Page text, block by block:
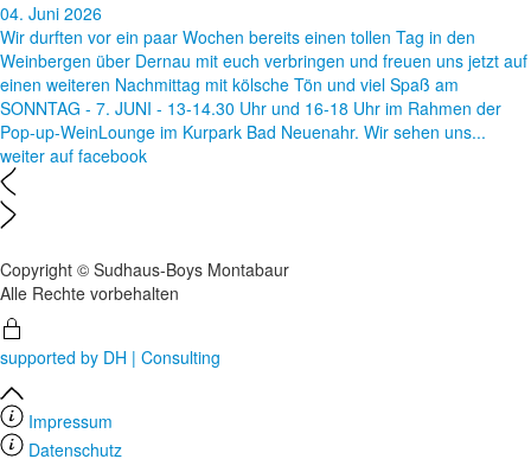
04. Juni 2026
Wir durften vor ein paar Wochen bereits einen tollen Tag in den
Weinbergen über Dernau mit euch verbringen und freuen uns jetzt auf
einen weiteren Nachmittag mit kölsche Tön und viel Spaß am
SONNTAG - 7. JUNI - 13-14.30 Uhr und 16-18 Uhr im Rahmen der
Pop-up-WeinLounge im Kurpark Bad Neuenahr. Wir sehen uns...
weiter auf facebook
Copyright © Sudhaus-Boys Montabaur
Alle Rechte vorbehalten
supported by DH | Consulting
Impressum
Datenschutz